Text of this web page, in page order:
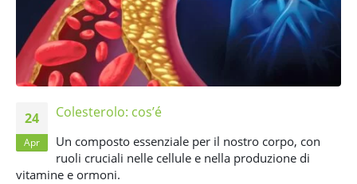
24
Apr
Colesterolo: cos’é
Un composto essenziale per il nostro corpo, con
ruoli cruciali nelle cellule e nella produzione di
vitamine e ormoni.